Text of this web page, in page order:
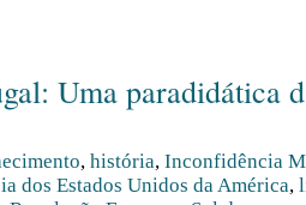
Uma paradidática
, história, Inconfidência
dos Estados Unidos da América,